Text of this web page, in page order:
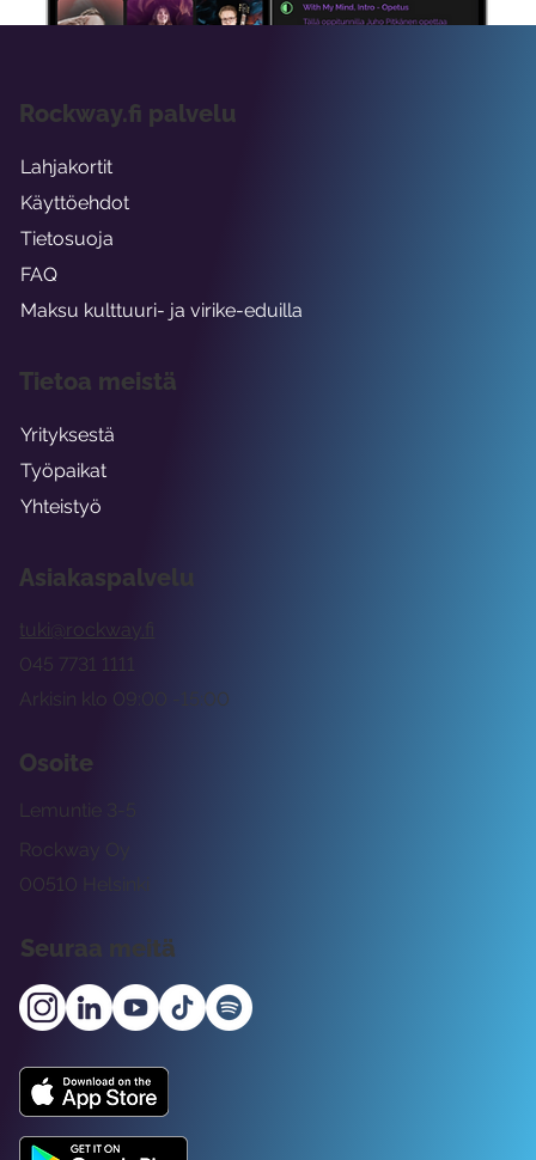
Asiakaspalvelu
tuki@rockway.fi
Arkisin klo 09:00 -15:00
045 7731 1111
Osoite
Rockway Oy
Lemuntie 3-5
00510 Helsinki
Seuraa meitä
Rockway.fi palvelu
Lahjakortit
Käyttöehdot
Tietosuoja
FAQ
Maksu kulttuuri- ja virike-eduilla
Tietoa meistä
Yrityksestä
Työpaikat
Yhteistyö